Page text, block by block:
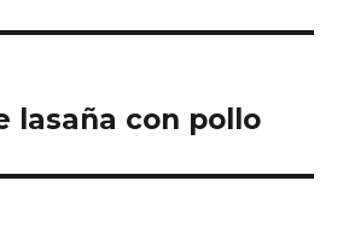
lasaña con pollo